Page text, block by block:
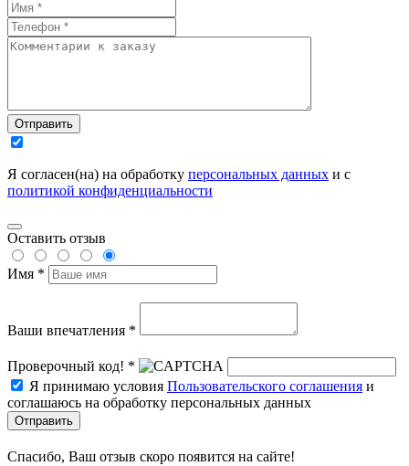
Отправить
Я согласен(на) на обработку персональных данных и с
политикой конфиденциальности
Оставить отзыв
Имя *
Ваши впечатления *
Проверочный код! *
Я принимаю условия Пользовательского соглашения и
соглашаюсь на обработку персональных данных
Отправить
Спасибо, Ваш отзыв скоро появится на сайте!